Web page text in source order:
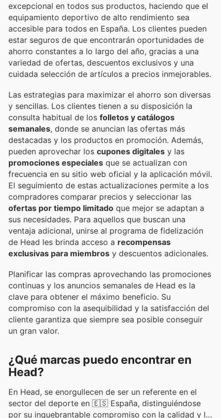
excepcional en todos sus productos, haciendo que el
equipamiento deportivo de alto rendimiento sea
accesible para todos en España. Los clientes pueden
estar seguros de que encontrarán oportunidades de
ahorro constantes a lo largo del año, gracias a una
variedad de ofertas, descuentos exclusivos y una
cuidada selección de artículos a precios inmejorables.
Las estrategias para maximizar el ahorro son diversas
y sencillas. Los clientes tienen a su disposición la
consulta habitual de los folletos y catálogos
semanales, donde se anuncian las ofertas más
destacadas y los productos en promoción. Además,
pueden aprovechar los cupones digitales y las
promociones especiales que se actualizan con
frecuencia en su sitio web oficial y la aplicación móvil.
El seguimiento de estas actualizaciones permite a los
compradores comparar precios y seleccionar las
ofertas por tiempo limitado que mejor se adaptan a
sus necesidades. Para aquellos que buscan una
ventaja adicional, unirse al programa de fidelización
de Head les brinda acceso a recompensas
exclusivas para miembros y descuentos adicionales.
Planificar las compras aprovechando las promociones
continuas y los anuncios semanales de Head es la
clave para obtener el máximo beneficio. Su
compromiso con la asequibilidad y la satisfacción del
cliente garantiza que siempre sea posible conseguir
un gran valor.
¿Qué marcas puedo encontrar en
Head?
En Head, se enorgullecen de ser un referente en el
sector del deporte en 🇪🇸 España, distinguiéndose
por su inquebrantable compromiso con la calidad y la